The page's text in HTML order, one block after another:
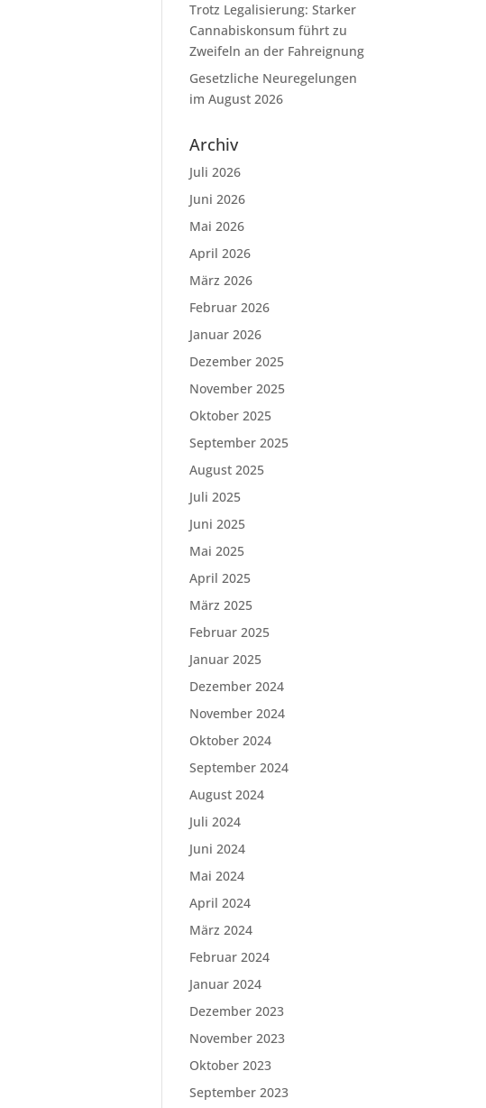
Trotz Legalisierung: Starker
Cannabiskonsum führt zu
Zweifeln an der Fahreignung
Gesetzliche Neuregelungen
im August 2026
Archiv
Juli 2026
Juni 2026
Mai 2026
April 2026
März 2026
Februar 2026
Januar 2026
Dezember 2025
November 2025
Oktober 2025
September 2025
August 2025
Juli 2025
Juni 2025
Mai 2025
April 2025
März 2025
Februar 2025
Januar 2025
Dezember 2024
November 2024
Oktober 2024
September 2024
August 2024
Juli 2024
Juni 2024
Mai 2024
April 2024
März 2024
Februar 2024
Januar 2024
Dezember 2023
November 2023
Oktober 2023
September 2023